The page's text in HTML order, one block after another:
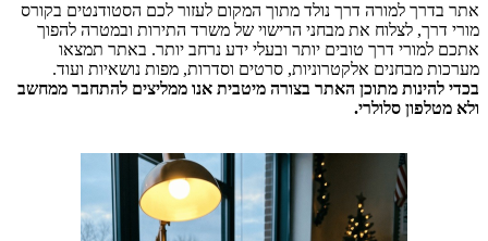
אתר בדרך למורה דרך נולד מתוך המקום לעזור לכם הסטודנטים בקורס
מורי דרך, לצלוח את מבחני הרישוי של משרד התירות ובמטרה להפוך
אתכם למורי דרך טובים יותר ובעלי ידע נרחב יותר. באתר תמצאו
מערכות מבחנים אלקטרוניות, סרטים וסדרות, מפות נושאיות ועוד.
בכדי להינות מתוכן האתר בצורה מיטבית אנו ממליצים להתחבר ממחשב
ולא מטלפון סלולרי.